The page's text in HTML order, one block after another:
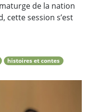
de la nation
cette session s’est
histoires et contes